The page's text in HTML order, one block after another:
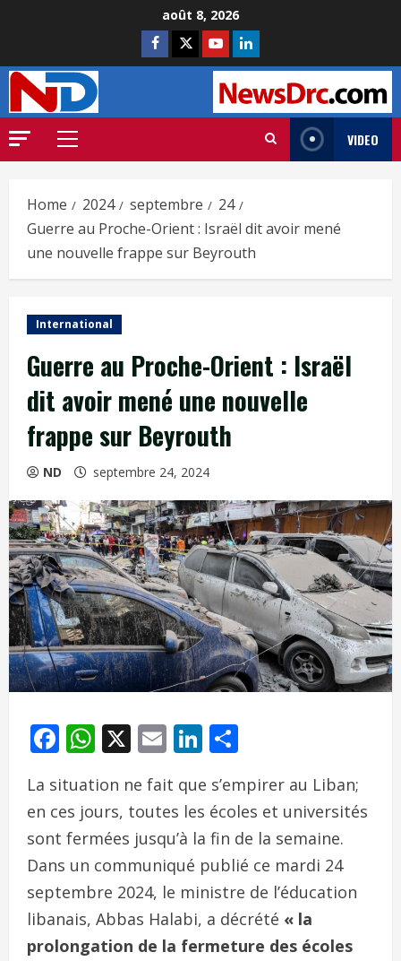
août 8, 2026
VIDEO
Home 2024 septembre
24
Guerre au Proche-Orient : Israël dit avoir mené
une nouvelle frappe sur Beyrouth
International
Guerre au Proche-Orient : Israël
dit avoir mené une nouvelle
frappe sur Beyrouth
ND septembre 24, 2024
Facebook
WhatsApp
X EmailLinkedIn
La situation ne fait que s’empirer au Liban;
en ces jours, toutes les écoles et universités
sont fermées jusqu’à la fin de la semaine.
Dans un communiqué publié ce mardi 24
septembre 2024, le ministre de l’éducation
libanais, Abbas Halabi, a décrété « la
prolongation de la fermeture des écoles